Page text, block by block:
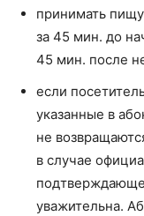
принимать
за 45 мин. до
45 мин. после
если
указанные в
не
в случае
уважительна.